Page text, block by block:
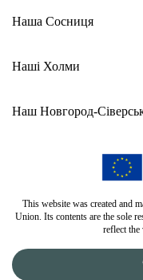
Наша Сосниця
Наші Холми
Наш Новгород-
This website was created and
Union. Its contents are the sole
reflect the